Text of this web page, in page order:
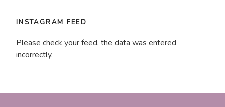
INSTAGRAM FEED
Please check your feed, the data was entered
incorrectly.